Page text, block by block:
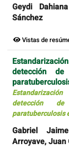
Geydi
Sánchez
Vistas de
detección de
detección de
paratuberculosis
Gabriel
Arroyave,